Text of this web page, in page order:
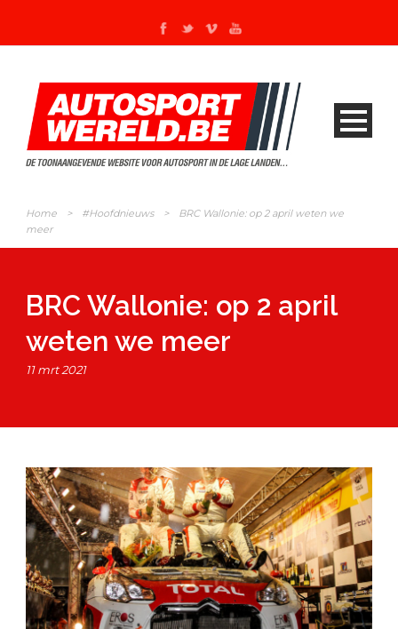
Home > #Hoofdnieuws >
BRC Wallonie: op 2 april weten we
meer
BRC Wallonie: op 2 april
weten we meer
11 mrt 2021